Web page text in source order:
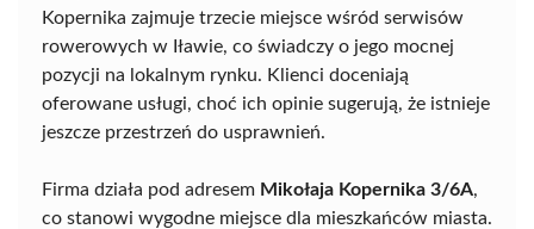
Kopernika zajmuje trzecie miejsce wśród serwisów
rowerowych w Iławie, co świadczy o jego mocnej
pozycji na lokalnym rynku. Klienci doceniają
oferowane usługi, choć ich opinie sugerują, że istnieje
jeszcze przestrzeń do usprawnień.
Firma działa pod adresem Mikołaja Kopernika 3/6A,
co stanowi wygodne miejsce dla mieszkańców miasta.